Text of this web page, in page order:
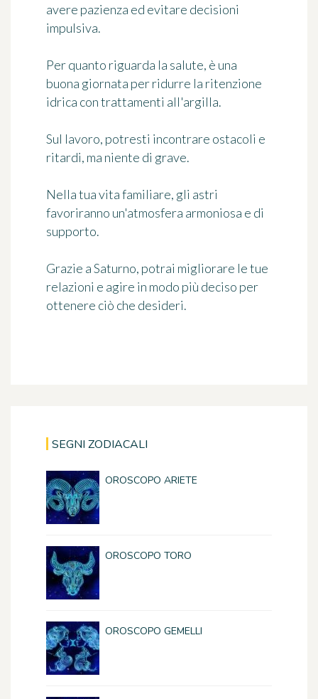
avere pazienza ed evitare decisioni
impulsiva.
Per quanto riguarda la salute, è una
buona giornata per ridurre la ritenzione
idrica con trattamenti all'argilla.
Sul lavoro, potresti incontrare ostacoli e
ritardi, ma niente di grave.
Nella tua vita familiare, gli astri
favoriranno un'atmosfera armoniosa e di
supporto.
Grazie a Saturno, potrai migliorare le tue
relazioni e agire in modo più deciso per
ottenere ciò che desideri.
SEGNI ZODIACALI
OROSCOPO ARIETE
OROSCOPO TORO
OROSCOPO GEMELLI